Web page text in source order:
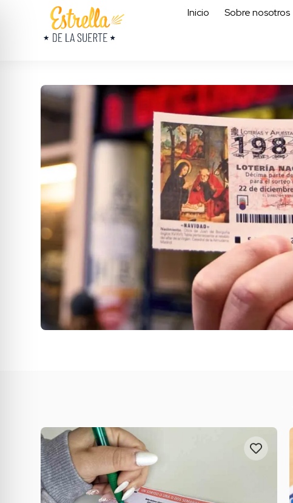
Inicio Sobre nosotros